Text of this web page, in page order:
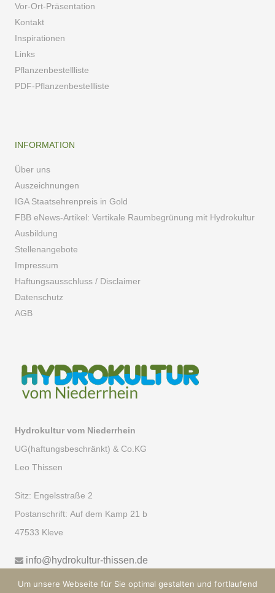
Vor-Ort-Präsentation
Kontakt
Inspirationen
Links
Pflanzenbestellliste
PDF-Pflanzenbestellliste
INFORMATION
Über uns
Auszeichnungen
IGA Staatsehrenpreis in Gold
FBB eNews-Artikel: Vertikale Raumbegrünung mit Hydrokultur
Ausbildung
Stellenangebote
Impressum
Haftungsausschluss / Disclaimer
Datenschutz
AGB
Hydrokultur vom Niederrhein
UG(haftungsbeschränkt) & Co.KG
Leo Thissen
Sitz: Engelsstraße 2
Postanschrift: Auf dem Kamp 21 b
47533 Kleve
info@hydrokultur-thissen.de
Um unsere Webseite für Sie optimal gestalten und fortlaufend